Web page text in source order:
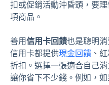
扣或促銷活動沖昏頭，要
項商品。
善用信用卡回饋也是聰明
信用卡都提供現金回饋 、
折扣。選擇一張適合自己
讓你省下不少錢。例如，